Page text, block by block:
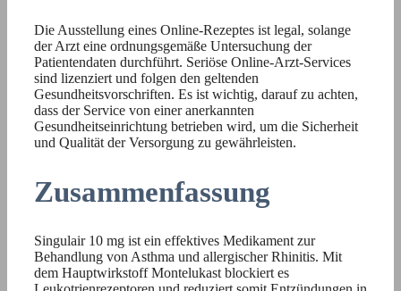
Die Ausstellung eines Online-Rezeptes ist legal, solange
der Arzt eine ordnungsgemäße Untersuchung der
Patientendaten durchführt. Seriöse Online-Arzt-Services
sind lizenziert und folgen den geltenden
Gesundheitsvorschriften. Es ist wichtig, darauf zu achten,
dass der Service von einer anerkannten
Gesundheitseinrichtung betrieben wird, um die Sicherheit
und Qualität der Versorgung zu gewährleisten.
Zusammenfassung
Singulair 10 mg ist ein effektives Medikament zur
Behandlung von Asthma und allergischer Rhinitis. Mit
dem Hauptwirkstoff Montelukast blockiert es